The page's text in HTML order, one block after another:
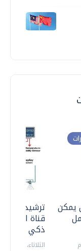
ترشيدا
قناة
ذكي
الثلاثاء، 14 يوليو 2026 06:11 م
يمكن